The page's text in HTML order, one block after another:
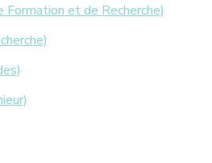
Formation et de Recherche)